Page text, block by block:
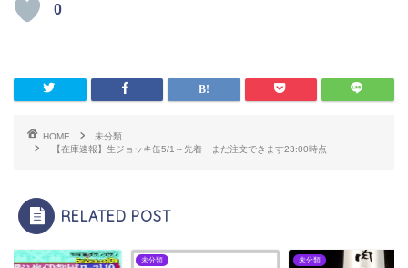
0
HOME
未分類
【在庫速報】生ジョッキ缶5/1～先着 まだ注文できます23:00時点
RELATED POST
未分類 未分類